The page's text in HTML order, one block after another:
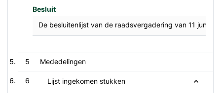
Besluit
De besluitenlijst van de raadsvergadering van 11 juni
5 Mededelingen
6 Lijst ingekomen stukken